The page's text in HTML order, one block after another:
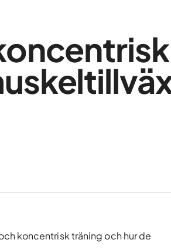
koncentrisk träning och hur de